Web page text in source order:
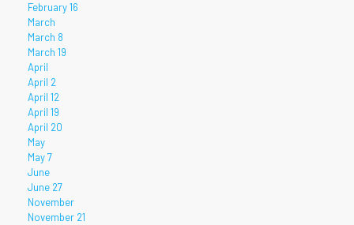
February 16
March
March 8
March 19
April
April 2
April 12
April 19
April 20
May
May 7
June
June 27
November
November 21